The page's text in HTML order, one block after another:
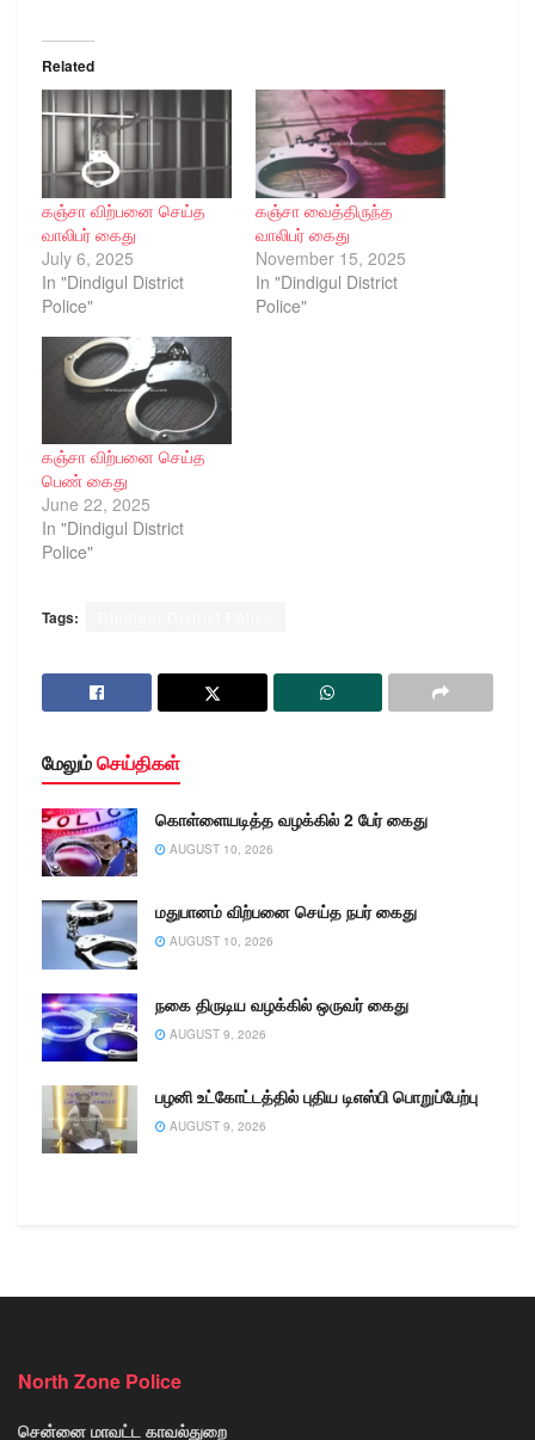
Related
கஞ்சா விற்பனை செய்த
வாலிபர் கைது
July 6, 2025
In "Dindigul District
Police"
கஞ்சா வைத்திருந்த
வாலிபர் கைது
November 15, 2025
In "Dindigul District
Police"
கஞ்சா விற்பனை செய்த
பெண் கைது
June 22, 2025
In "Dindigul District
Police"
Tags:
மேலும்செய்திகள்
கொள்ளையடித்த வழக்கில் 2 பேர் கைது
AUGUST 10, 2026
மதுபானம் விற்பனை செய்த நபர் கைது
AUGUST 10, 2026
நகை திருடிய வழக்கில் ஒருவர் கைது
AUGUST 9, 2026
பழனி உட்கோட்டத்தில் புதிய டிஎஸ்பி பொறுப்பேற்பு
AUGUST 9, 2026
North Zone Police
சென்னை மாவட்ட காவல்துறை